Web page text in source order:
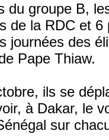
du groupe B,
de la RDC et
journées des
Pape Thiaw.
ils se
à Dakar, le
sur